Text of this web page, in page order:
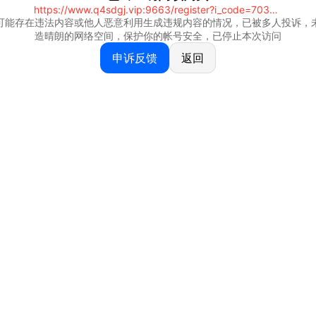
https://www.q4sdgj.vip:9663/register?i_code=70328081
能存在违法内容或他人恶意利用生成违规内容的情况，已被多人投诉，
造晴朗的网络空间，保护你的帐号安全，已停止本次访问
申诉反馈 返回